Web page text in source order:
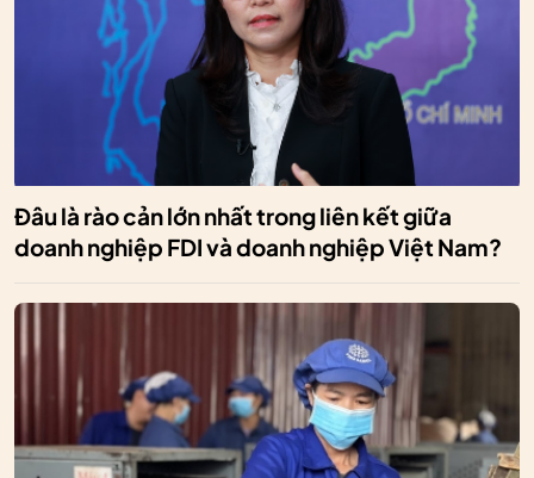
Đâu là rào cản lớn nhất trong liên kết giữa
doanh nghiệp FDI và doanh nghiệp Việt Nam?